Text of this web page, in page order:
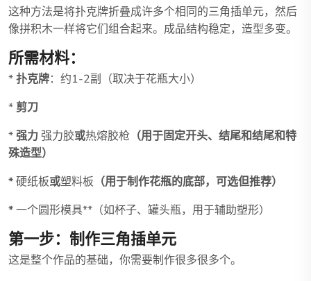
这种方法是将扑克牌折叠成许多个相同的三角插单元，然后
像拼积木一样将它们组合起来。成品结构稳定，造型多变。
所需材料：
*扑克牌：约1-2副（取决于花瓶大小）
*剪刀
*强力 强力胶或热熔胶枪 （用于固定开头、结尾和结尾和特
殊造型）
*硬纸板或塑料板 （用于制作花瓶的底部，可选但推荐）
*一个圆形模具**（如杯子、罐头瓶，用于辅助塑形）
第一步：制作三角插单元
这是整个作品的基础，你需要制作很多很多个。